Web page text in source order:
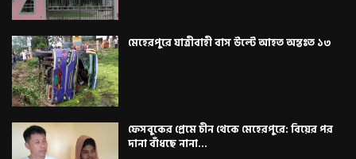
মেহেরপুরে যাত্রীবাহী বাস উল্টে আহত অন্তঃত ১৩
ফেসবুকের প্রেমে চীন থেকে মেহেরপুরে: বিয়ের পর
দানা বাঁধছে নানা...